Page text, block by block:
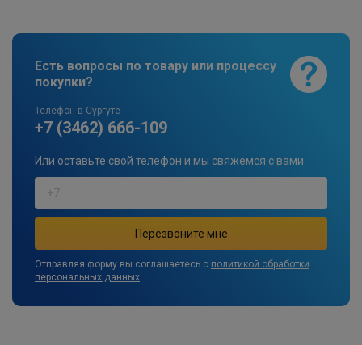
Есть вопросы по товару или процессу
покупки?
Телефон в Сургуте
+7 (3462) 666-109
Или оставьте свой телефон и мы свяжемся с вами
Отправляя форму вы соглашаетесь с политикой обработки
персональных данных.